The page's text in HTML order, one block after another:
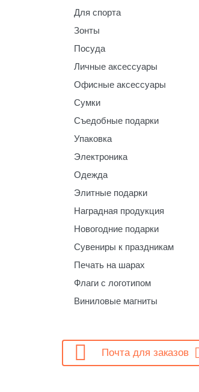
Для спорта
Зонты
Посуда
Личные аксессуары
Офисные аксессуары
Сумки
Съедобные подарки
Упаковка
Электроника
Одежда
Элитные подарки
Наградная продукция
Новогодние подарки
Сувениры к праздникам
Печать на шарах
Флаги с логотипом
Виниловые магниты
 Почта для заказов